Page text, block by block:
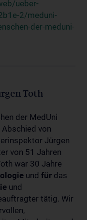
ueber-
2/meduni-
der-meduni-
Toth
der MedUni
von
Jürgen
von 51 Jahren
war 30 Jahre
und für das
und
tätig. Wir